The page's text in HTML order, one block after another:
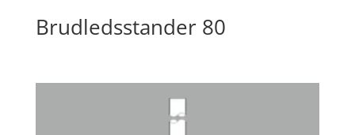
Brudledsstander 80